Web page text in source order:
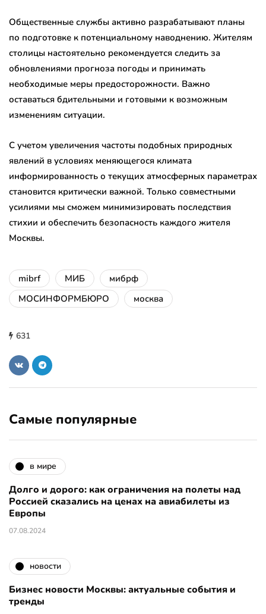
Общественные службы активно разрабатывают планы
по подготовке к потенциальному наводнению. Жителям
столицы настоятельно рекомендуется следить за
обновлениями прогноза погоды и принимать
необходимые меры предосторожности. Важно
оставаться бдительными и готовыми к возможным
изменениям ситуации.
С учетом увеличения частоты подобных природных
явлений в условиях меняющегося климата
информированность о текущих атмосферных параметрах
становится критически важной. Только совместными
усилиями мы сможем минимизировать последствия
стихии и обеспечить безопасность каждого жителя
Москвы.
mibrf МИБ
мибрф
МОСИНФОРМБЮРО
москва
631
Самые популярные
в мире
Долго и дорого: как ограничения на полеты над
Россией сказались на ценах на авиабилеты из
Европы
07.08.2024
новости
Бизнес новости Москвы: актуальные события и
тренды